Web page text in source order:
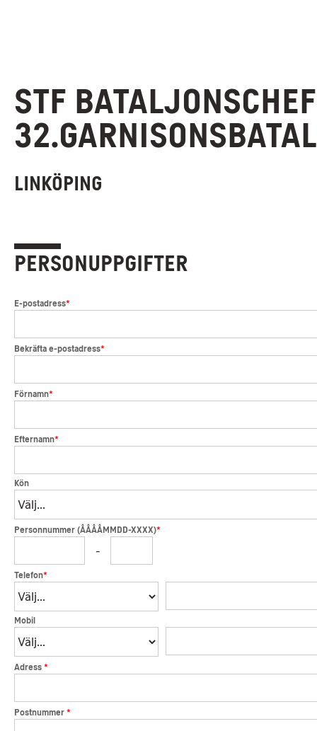
Stf
Linköping
Personuppgifter
E-postadress*
Bekräfta e-postadress*
Förnamn*
Efternamn*
Kön
Personnummer (ÅÅÅÅMMDD-XXXX)*
-
Telefon*
Mobil
Adress *
Postnummer *